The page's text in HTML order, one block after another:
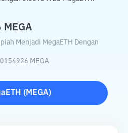
MEGA
Menjadi MegaETH Dengan
MEGA
( MEGA)